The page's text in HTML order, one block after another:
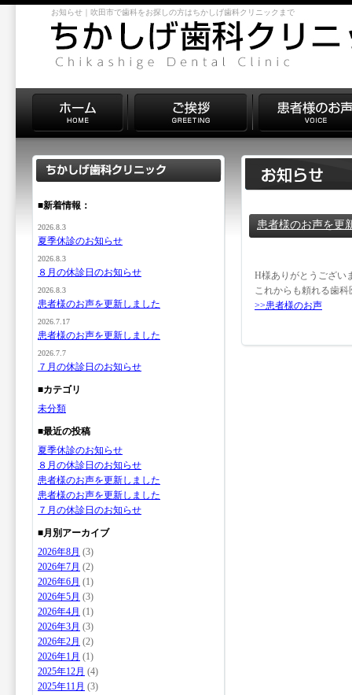
お知らせ｜吹田市で歯科をお探しの方はちかしげ歯科クリニックまで
患者様のお声を更
H様ありがとうござい
これからも頼れる歯
>>患者様のお声
■新着情報：
2026.8.3
夏季休診のお知らせ
2026.8.3
８月の休診日のお知らせ
2026.8.3
患者様のお声を更新しました
2026.7.17
患者様のお声を更新しました
2026.7.7
７月の休診日のお知らせ
■カテゴリ
未分類
■最近の投稿
夏季休診のお知らせ
８月の休診日のお知らせ
患者様のお声を更新しました
患者様のお声を更新しました
７月の休診日のお知らせ
■月別アーカイブ
2026年8月 (3)
2026年7月 (2)
2026年6月 (1)
2026年5月 (3)
2026年4月 (1)
2026年3月 (3)
2026年2月 (2)
2026年1月 (1)
2025年12月 (4)
2025年11月 (3)